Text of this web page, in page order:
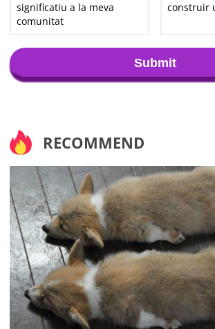
significatiu a la meva
comunitat
construir
Submit
RECOMMEND